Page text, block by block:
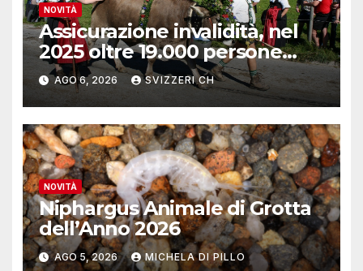
NOVITÀ
Assicurazione invalidità, nel
2025 oltre 19.000 persone
reinserite nel mercato del
lavoro
AGO 6, 2026 SVIZZERI CH
NOVITÀ
Niphargus Animale di Grotta
dell’Anno 2026
AGO 5, 2026 MICHELA DI PILLO